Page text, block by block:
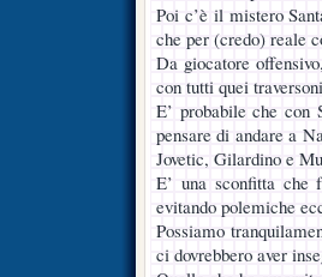
Poi c’è il mistero
che per (credo) reale
Da giocatore
con tutti quei
E’ probabile che con
pensare di andare a
Jovetic, Gilardino e
E’ una sconfitta che
evitando polemiche
Possiamo
ci dovrebbero aver